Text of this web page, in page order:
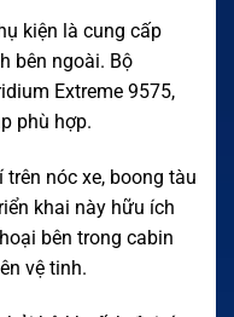
kiện là cung cấp
bên ngoài. Bộ
Extreme 9575,
phù hợp.
nóc xe, boong tàu
khai này hữu ích
bên trong cabin
vệ tinh.